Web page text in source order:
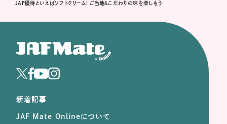
JAF優待といえばソフトクリーム! ご当地＆こだわりの味を楽しもう
新着記事
JAF Mate Onlineについて